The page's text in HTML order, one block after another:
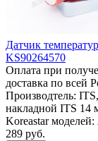
Датчик
KS90264570
Оплата при
доставка по всей
Производтель:
накладной ITS 14
Koreastar
289 руб.